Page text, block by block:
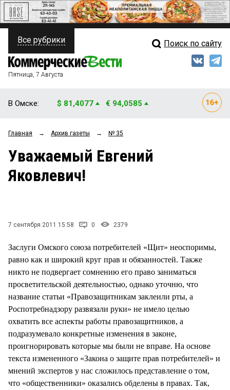
ПОЛИТИКА
ФИНАНСЫ
ОБЩЕСТВО
ЗАКОН
СТИЛЬ ЖИЗНИ
Свежий выпуск
Рейтинги
Все рубрики Поиск по сайту
Пятница, 7 Августа
В Омске: $ 81,4077 € 94,0585
Главная → Архив газеты → № 35
Уважаемый Евгений
Яковлевич!
7 сентября 2011 15:58 0 2379
Заслуги Омского союза потребителей «Щит» неоспоримы,
равно как и широкий круг прав и обязанностей. Также
никто не подвергает сомнению его право заниматься
просветительской деятельностью, однако уточню, что
название статьи «Правозащитникам заклеили рты, а
Роспотребнадзору развязали руки» не имело целью
охватить все аспекты работы правозащитников, а
подразумевало конкретные изменения в законе,
проигнорировать которые мы были не вправе. На основе
текста измененного «Закона о защите прав потребителей» и
мнений экспертов у нас сложилось представление о том,
что «общественники» оказались обделены в правах. Так,